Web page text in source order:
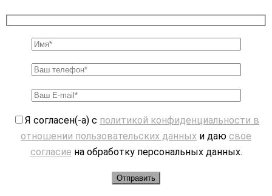
Я согласен(-а) с политикой конфиденциальности в
отношении пользовательских данных и даю свое
согласие на обработку персональных данных.